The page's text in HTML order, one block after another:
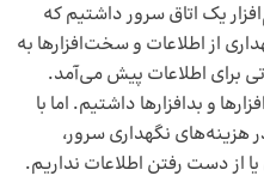
یک اتاق سرور داشتیم که
از اطلاعات و سخت‌افزارها به
برای اطلاعات پیش می‌آمد.
و بدافزارها داشتیم. اما با
هزینه‌های نگهداری سرور،
از دست رفتن اطلاعات نداریم.